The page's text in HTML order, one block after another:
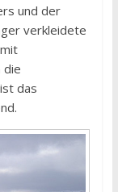
und der
verkleidete
die
das